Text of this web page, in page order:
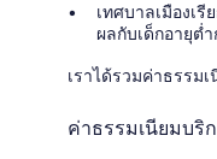
เทศบาลเมืองเ
ผลกับเด็กอายุต่ำ
เราได้รวมค่าธรรม
ค่าธรรมเนียมบริ